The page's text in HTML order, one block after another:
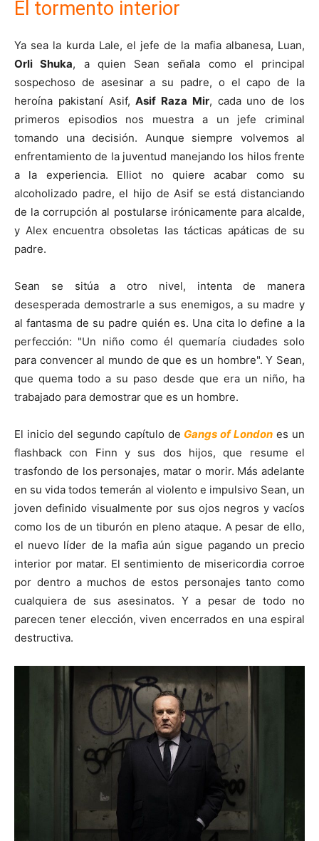
El tormento interior
Ya sea la kurda Lale, el jefe de la mafia albanesa, Luan,
Orli Shuka, a quien Sean señala como el principal
sospechoso de asesinar a su padre, o el capo de la
heroína pakistaní Asif,Asif Raza Mir, cada uno de los
primeros episodios nos muestra a un jefe criminal
tomando una decisión. Aunque siempre volvemos al
enfrentamiento de la juventud manejando los hilos frente
a la experiencia. Elliot no quiere acabar como su
alcoholizado padre, el hijo de Asif se está distanciando
de la corrupción al postularse irónicamente para alcalde,
y Alex encuentra obsoletas las tácticas apáticas de su
padre.
Sean se sitúa a otro nivel, intenta de manera
desesperada demostrarle a sus enemigos, a su madre y
al fantasma de su padre quién es. Una cita lo define a la
perfección: "Un niño como él quemaría ciudades solo
para convencer al mundo de que es un hombre". Y Sean,
que quema todo a su paso desde que era un niño, ha
trabajado para demostrar que es un hombre.
El inicio del segundo capítulo de Gangs of London es un
flashback con Finn y sus dos hijos, que resume el
trasfondo de los personajes, matar o morir. Más adelante
en su vida todos temerán al violento e impulsivo Sean, un
joven definido visualmente por sus ojos negros y vacíos
como los de un tiburón en pleno ataque. A pesar de ello,
el nuevo líder de la mafia aún sigue pagando un precio
interior por matar. El sentimiento de misericordia corroe
por dentro a muchos de estos personajes tanto como
cualquiera de sus asesinatos. Y a pesar de todo no
parecen tener elección, viven encerrados en una espiral
destructiva.